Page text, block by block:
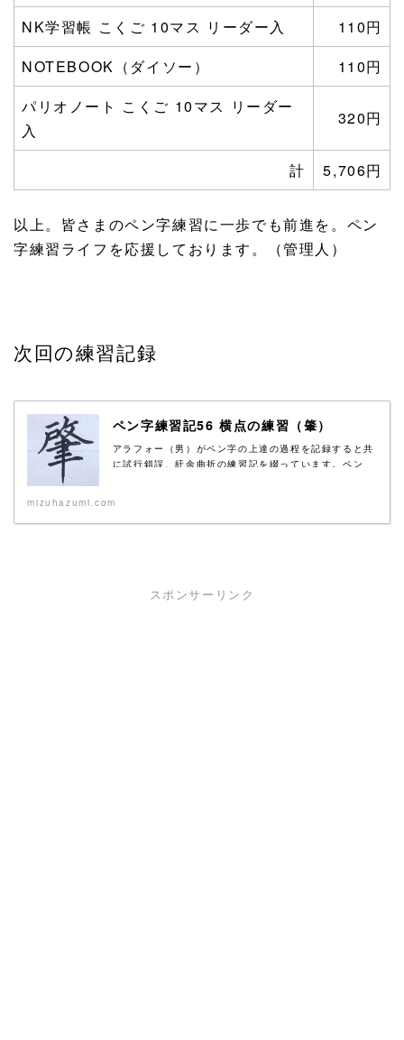
NK学習帳 こくご 10マス リーダー入
110円
NOTEBOOK（ダイソー）
110円
パリオノート こくご 10マス リーダー
入
320円
計 5,706円
以上。皆さまのペン字練習に一歩でも前進を。ペン
字練習ライフを応援しております。（管理人）
次回の練習記録
ペン字練習記56 横点の練習（肇）
アラフォー（男）がペン字の上達の過程を記録すると共
に試行錯誤、紆余曲折の練習記を綴っています。ペン
mizuhazumi.com
スポンサーリンク